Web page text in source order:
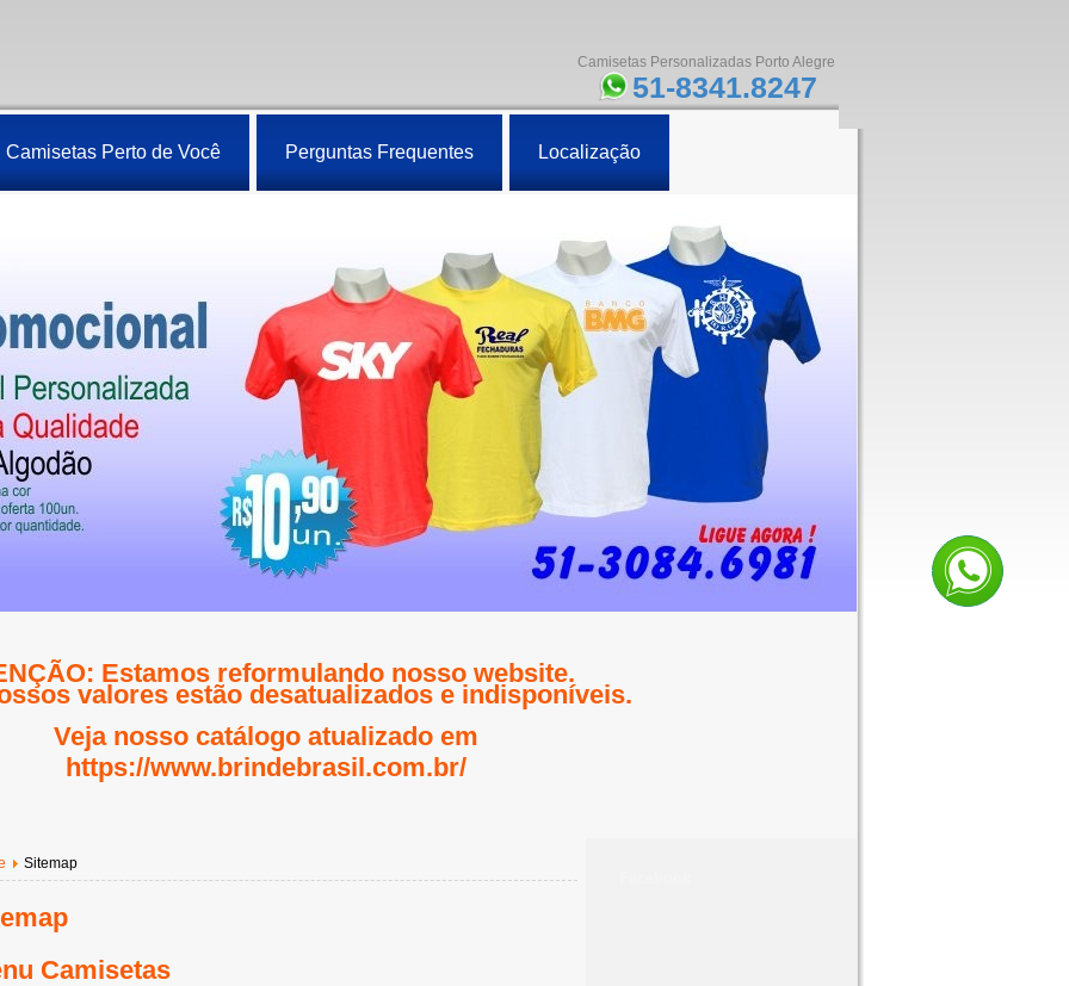
Camisetas Personalizadas Porto Alegre
51-8341.8247
Camisetas Perto de Você Perguntas Frequentes Localização
Estamos reformulando nosso website.
valores estão desatualizados e indisponíveis.
Veja nosso catálogo atualizado em
https://www.brindebrasil.com.br/
Sitemap
Camisetas